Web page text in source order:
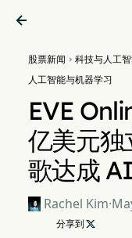

股票新闻  科技与人工
人工智能与机器学习
EVE
亿美元独
歌达成
Rachel Kim·
分享到 